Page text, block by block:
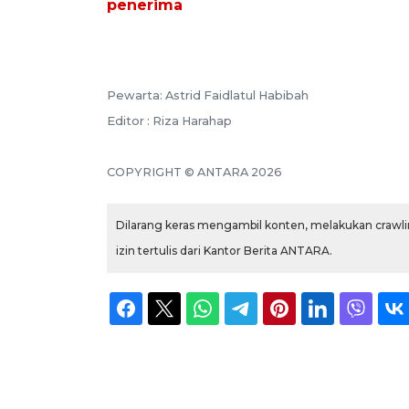
penerima
Pewarta: Astrid Faidlatul Habibah
Editor : Riza Harahap
COPYRIGHT © ANTARA 2026
Dilarang keras mengambil konten, melakukan
izin tertulis dari Kantor Berita ANTARA.